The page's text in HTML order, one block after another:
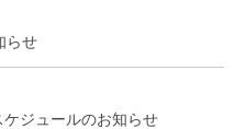
らせ
ケジュールのお知らせ